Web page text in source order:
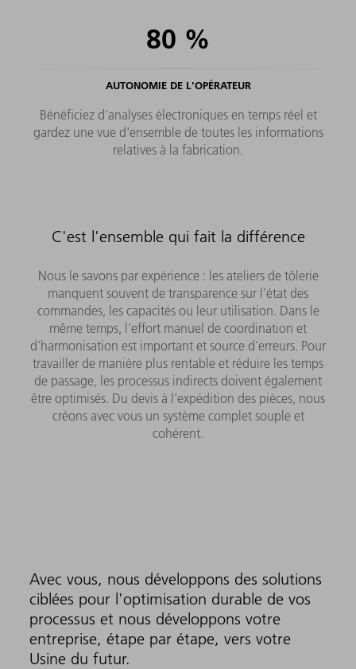
80 %
AUTONOMIE DE L'OPÉRATEUR
Bénéficiez d'analyses électroniques en temps réel et
gardez une vue d'ensemble de toutes les informations
relatives à la fabrication.
C'est l'ensemble qui fait la différence
Nous le savons par expérience : les ateliers de tôlerie
manquent souvent de transparence sur l'état des
commandes, les capacités ou leur utilisation. Dans le
même temps, l'effort manuel de coordination et
d'harmonisation est important et source d'erreurs. Pour
travailler de manière plus rentable et réduire les temps
de passage, les processus indirects doivent également
être optimisés. Du devis à l'expédition des pièces, nous
créons avec vous un système complet souple et
cohérent.
Avec vous, nous développons des solutions
ciblées pour l'optimisation durable de vos
processus et nous développons votre
entreprise, étape par étape, vers votre
Usine du futur.